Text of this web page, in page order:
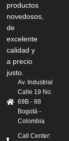
productos
novedosos,
de
excelente
calidad y
a precio
justo.
Av. Industrial
Calle 19 No.
69B - 88
Bogotá -
Colombia
Call Center: